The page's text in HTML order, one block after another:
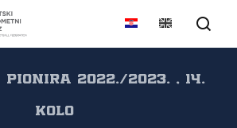
pionira 2022./2023. , 14.
kolo